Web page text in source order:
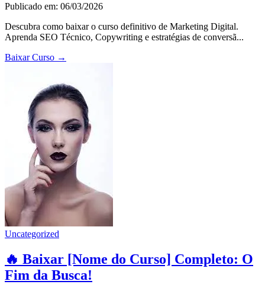
Publicado em: 06/03/2026
Descubra como baixar o curso definitivo de Marketing Digital.
Aprenda SEO Técnico, Copywriting e estratégias de conversã...
Baixar Curso →
Uncategorized
🔥 Baixar [Nome do Curso] Completo: O
Fim da Busca!